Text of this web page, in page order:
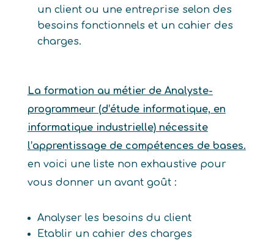
un client ou une entreprise selon des
besoins fonctionnels et un cahier des
charges.
La formation au métier de Analyste-
programmeur (d’étude informatique, en
informatique industrielle) nécessite
l’apprentissage de compétences de bases.
en voici une liste non exhaustive pour
vous donner un avant goût :
Analyser les besoins du client
Etablir un cahier des charges